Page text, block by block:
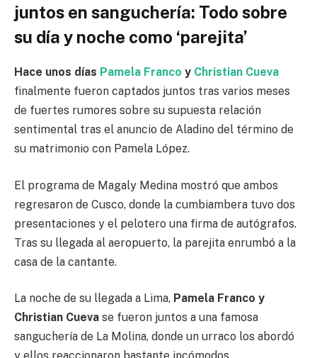
juntos en sanguchería: Todo sobre
su día y noche como ‘parejita’
Hace unos días Pamela Franco y Christian Cueva
finalmente fueron captados juntos tras varios meses
de fuertes rumores sobre su supuesta relación
sentimental tras el anuncio de Aladino del término de
su matrimonio con Pamela López.
El programa de Magaly Medina mostró que ambos
regresaron de Cusco, donde la cumbiambera tuvo dos
presentaciones y el pelotero una firma de autógrafos.
Tras su llegada al aeropuerto, la parejita enrumbó a la
casa de la cantante.
La noche de su llegada a Lima, Pamela Franco y
Christian Cueva se fueron juntos a una famosa
sanguchería de La Molina, donde un urraco los abordó